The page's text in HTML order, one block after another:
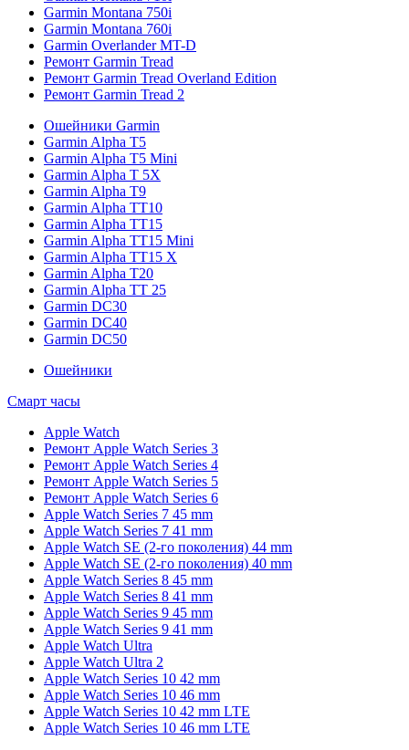
Garmin Montana 750i
Garmin Montana 760i
Garmin Overlander MT-D
Ремонт Garmin Tread
Ремонт Garmin Tread Overland Edition
Ремонт Garmin Tread 2
Ошейники Garmin
Garmin Alpha T5
Garmin Alpha T5 Mini
Garmin Alpha T 5X
Garmin Alpha T9
Garmin Alpha TT10
Garmin Alpha TT15
Garmin Alpha TT15 Mini
Garmin Alpha TT15 X
Garmin Alpha T20
Garmin Alpha TT 25
Garmin DC30
Garmin DC40
Garmin DC50
Ошейники
Смарт часы
Apple Watch
Ремонт Apple Watch Series 3
Ремонт Apple Watch Series 4
Ремонт Apple Watch Series 5
Ремонт Apple Watch Series 6
Apple Watch Series 7 45 mm
Apple Watch Series 7 41 mm
Apple Watch SE (2-го поколения) 44 mm
Apple Watch SE (2-го поколения) 40 mm
Apple Watch Series 8 45 mm
Apple Watch Series 8 41 mm
Apple Watch Series 9 45 mm
Apple Watch Series 9 41 mm
Apple Watch Ultra
Apple Watch Ultra 2
Apple Watch Series 10 42 mm
Apple Watch Series 10 46 mm
Apple Watch Series 10 42 mm LTE
Apple Watch Series 10 46 mm LTE